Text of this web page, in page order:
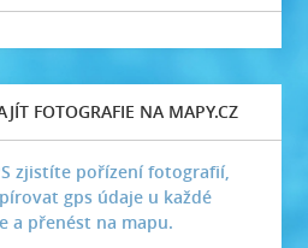
FOTOGRAFIE NA MAPY.CZ
zjistíte pořízení fotografií,
gps údaje u každé
a přenést na mapu.